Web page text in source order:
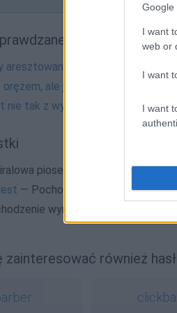
Google
I want
web or
I want
I want
ale jakim?
nie tak z wyszczepianiem?
piosenka z polityczną nutką
— Pochodzenie nazwy Mount
wyrazu
zainteresować również